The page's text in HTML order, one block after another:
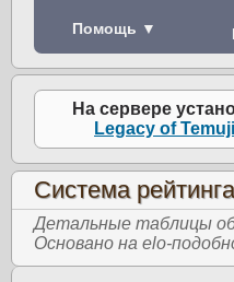
Помощь ▼
На сервере
Legacy of
Система рейтинга
Детальные таблицы
Основано на elo-